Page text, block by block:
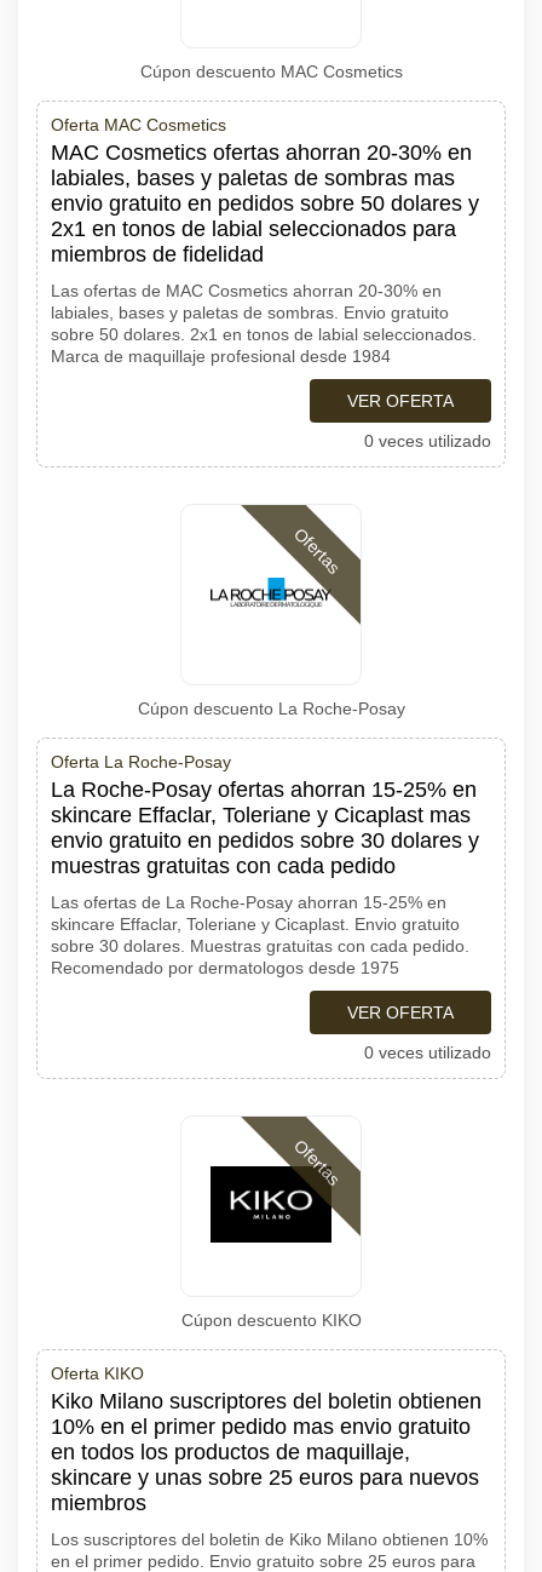
Cúpon descuento MAC Cosmetics
Oferta MAC Cosmetics
MAC Cosmetics ofertas ahorran 20-30% en
labiales, bases y paletas de sombras mas
envio gratuito en pedidos sobre 50 dolares y
2x1 en tonos de labial seleccionados para
miembros de fidelidad
Las ofertas de MAC Cosmetics ahorran 20-30% en
labiales, bases y paletas de sombras. Envio gratuito
sobre 50 dolares. 2x1 en tonos de labial seleccionados.
Marca de maquillaje profesional desde 1984
VER OFERTA
0 veces utilizado
Ofertas
Cúpon descuento La Roche-Posay
Oferta La Roche-Posay
La Roche-Posay ofertas ahorran 15-25% en
skincare Effaclar, Toleriane y Cicaplast mas
envio gratuito en pedidos sobre 30 dolares y
muestras gratuitas con cada pedido
Las ofertas de La Roche-Posay ahorran 15-25% en
skincare Effaclar, Toleriane y Cicaplast. Envio gratuito
sobre 30 dolares. Muestras gratuitas con cada pedido.
Recomendado por dermatologos desde 1975
VER OFERTA
0 veces utilizado
Ofertas
Cúpon descuento KIKO
Oferta KIKO
Kiko Milano suscriptores del boletin obtienen
10% en el primer pedido mas envio gratuito
en todos los productos de maquillaje,
skincare y unas sobre 25 euros para nuevos
miembros
Los suscriptores del boletin de Kiko Milano obtienen 10%
en el primer pedido. Envio gratuito sobre 25 euros para